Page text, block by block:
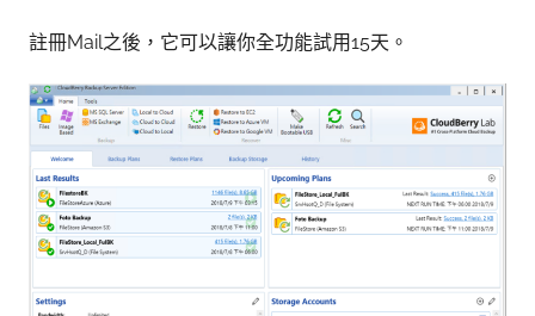
註冊Mail之後，它可以讓你全功能試用15天。